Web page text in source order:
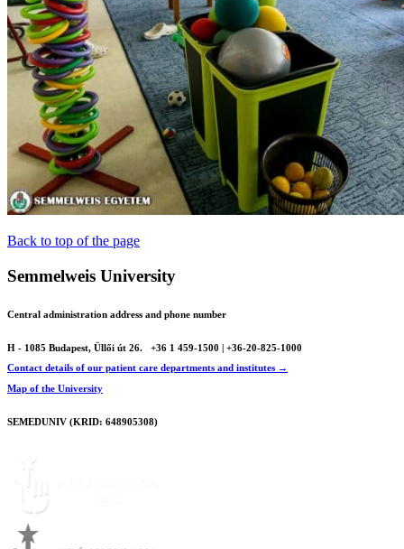
Back to top of the page
Semmelweis University
Central administration address and phone number
H - 1085 Budapest, Üllői út 26.
+36 1 459-1500 | +36-20-825-1000
Contact details of our patient care departments and institutes →
Map of the University
SEMEDUNIV (KRID: 648905308)